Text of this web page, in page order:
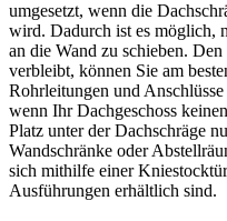
umgesetzt, wenn die
wird. Dadurch ist es möglich,
an die Wand zu schieben.
verbleibt, können Sie am
Rohrleitungen und
wenn Ihr Dachgeschoss
Platz unter der Dachschräge
Wandschränke oder
sich mithilfe einer
Ausführungen erhältlich sind.